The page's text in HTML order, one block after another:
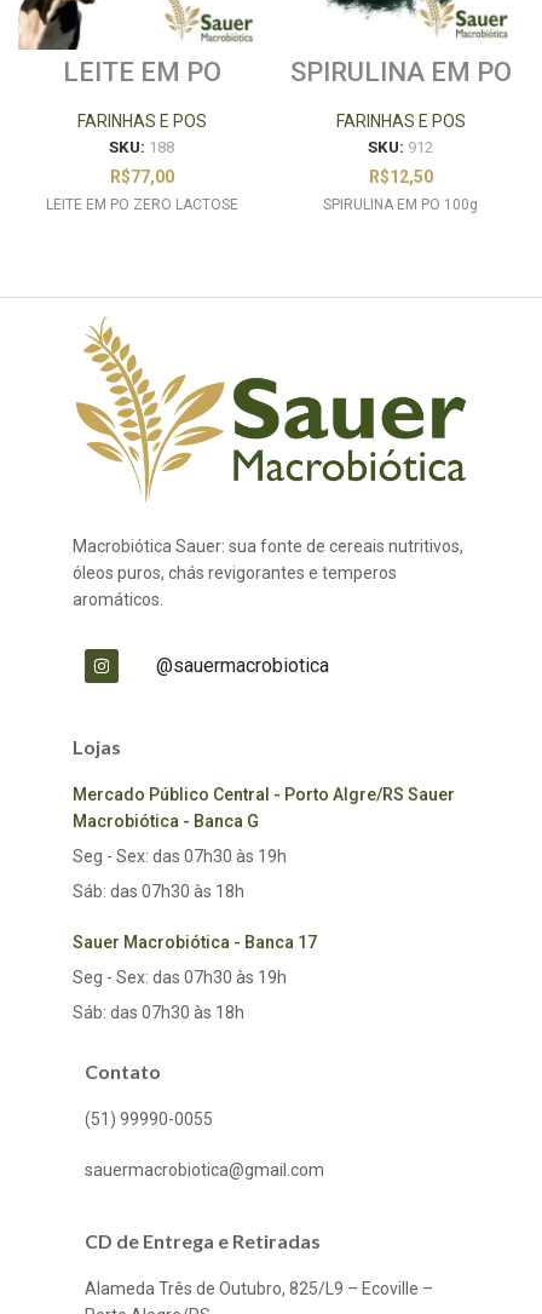
LEITE EM PO
FARINHAS E POS
SKU: 188
R$77,00
LEITE EM PO ZERO LACTOSE
SPIRULINA EM PO
FARINHAS E POS
SKU: 912
R$12,50
SPIRULINA EM PO 100g
Macrobiótica Sauer: sua fonte de cereais nutritivos,
óleos puros, chás revigorantes e temperos
aromáticos.
@sauermacrobiotica
Lojas
Mercado Público Central - Porto Algre/RS Sauer
Macrobiótica - Banca G
Seg - Sex: das 07h30 às 19h
Sáb: das 07h30 às 18h
Sauer Macrobiótica - Banca 17
Seg - Sex: das 07h30 às 19h
Sáb: das 07h30 às 18h
Contato
(51) 99990-0055
sauermacrobiotica@gmail.com
CD de Entrega e Retiradas
Alameda Três de Outubro, 825/L9 – Ecoville –